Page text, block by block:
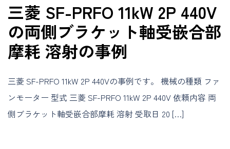
三菱 SF-PRFO 11kW 2P 440V
の両側ブラケット軸受嵌合部
摩耗 溶射の事例
三菱 SF-PRFO 11kW 2P 440Vの事例です。 機械の種類 ファ
ンモーター 型式 三菱 SF-PRFO 11kW 2P 440V 依頼内容 両
側ブラケット軸受嵌合部摩耗 溶射 受取日 20 […]